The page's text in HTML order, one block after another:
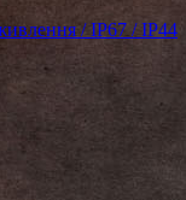
/ IP67 / IP44